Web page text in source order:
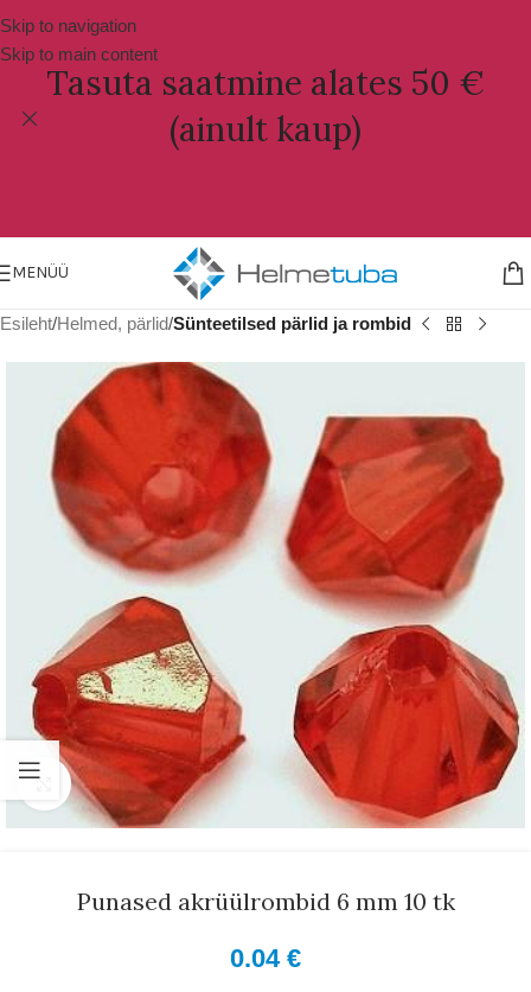
Skip to navigation
Skip to main content
Tasuta saatmine alates 50 €
(ainult kaup)
MENÜÜ
Esileht Helmed, pärlid Sünteetilsed pärlid ja rombid
Suurenda
Punased akrüülrombid 6 mm 10 tk
0.04 €